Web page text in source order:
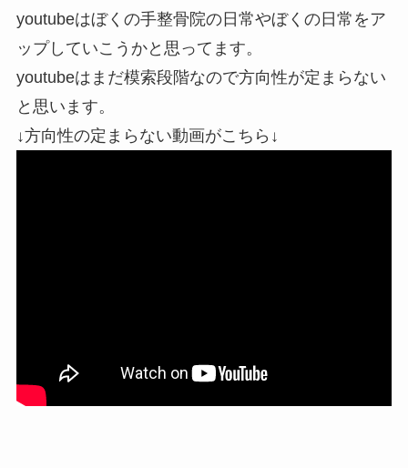
youtubeはぼくの手整骨院の日常やぼくの日常をア
ップしていこうかと思ってます。
youtubeはまだ模索段階なので方向性が定まらない
と思います。
↓方向性の定まらない動画がこちら↓